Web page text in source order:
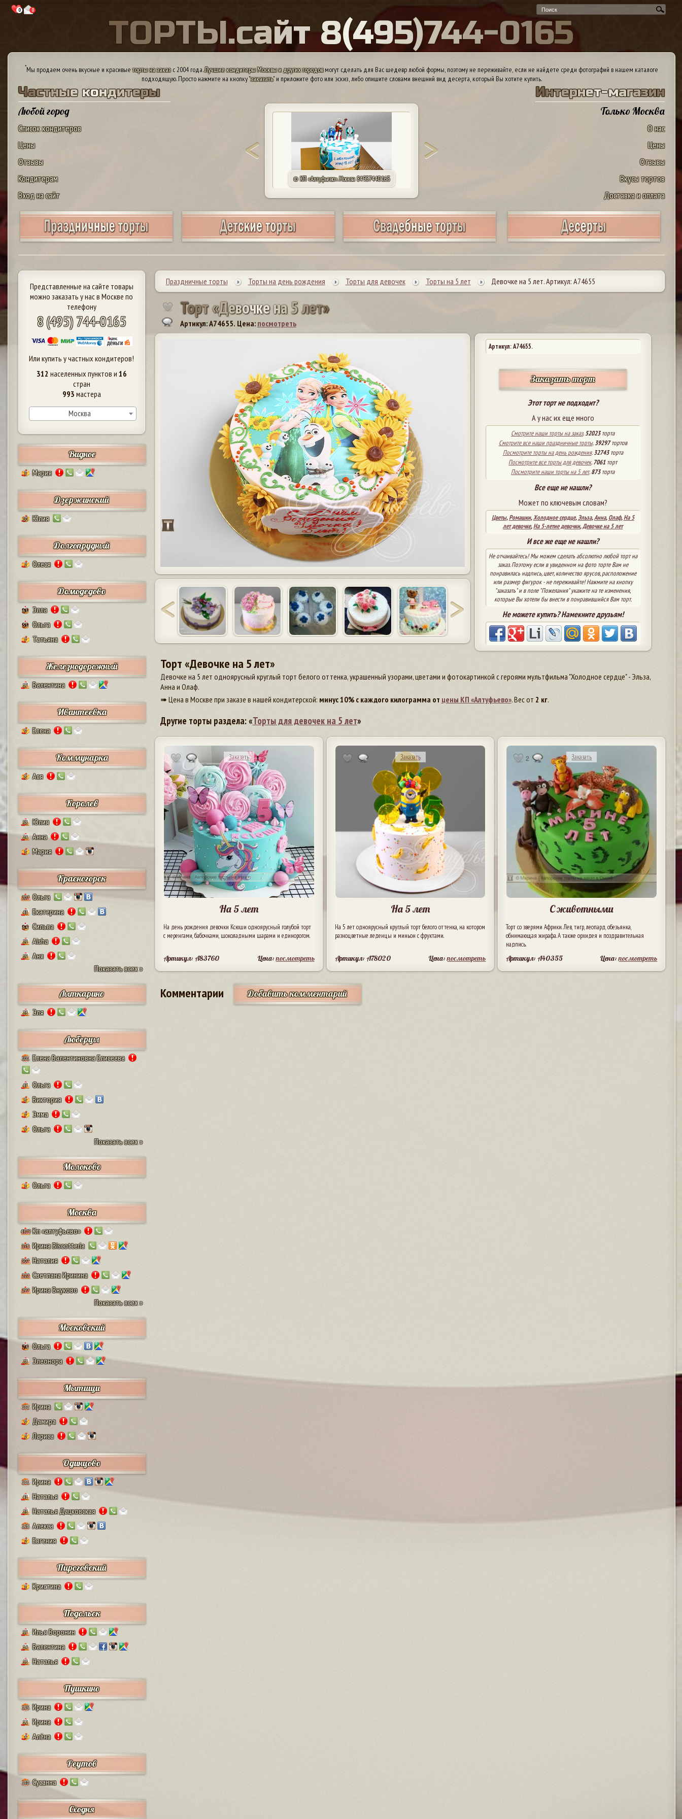
0 0
ТОРТЫ.сайт 8(495)744-0165
*Мы продаем очень вкусные и красивыеторты на заказс 2004 года.Лучшие кондитеры Москвы и других городовмогут сделать для Вас шедевр любой формы, поэтому не переживайте, если не найдете среди фотографий в нашем каталоге
подходящую. Просто нажмите на кнопку "заказать" и приложите фото или эскиз, либо опишите словами внешний вид десерта, который Вы хотите купить.
Частные кондитеры
Любой город
Список кондитеров
Цены
Отзывы
Кондитерам
Вход на сайт
Интернет-магазин
Только Москва
О нас
Цены
Отзывы
Вкусы тортов
Доставка и оплата
© КП «Алтуфьево». Москва 84957440165
Представленные на сайте товары
можно заказать у нас в Москве по
телефону
8 (495) 744-0165
Или купить у частных кондитеров!
312 населенных пунктов и 16
стран
993 мастера
Москва
Видное
5 Мария
Дзержинский
10 Юлия
Долгопрудный
2 Олеся
Домодедово
63 Элла
55 Ольга
7 Татьяна
Железнодорожный
17 Валентина
Ивантеевка
9 Елена
Коммунарка
8 Ася
Королев
38 Юлия
24 Анна
5 Мария
Красногорск
207 Ольга
43 Екатерина
64 Сильва
29 Aisha
19
Аня
Показать всех »
Лыткарино
23 Эля
Люберцы
101 Елена Валентиновна Елисеева
47 Ольга
8 Виктория
7 Эмма
9
Ольга
Показать всех »
Молоково
1 Ольга
Москва
4579 Кп «алтуфьево»
378 Ирина Biscotteria
307 Наталия
222 Светлана Иринина
297 Ирина Внуково
Показать всех »
Московский
74 Ольга
28 Элеонора
Мытищи
132 Ирина
9 Дамира
2 Лариса
Одинцово
111 Ирина
41 Наталья
25 Наталья Дацковская
128 Алекса
2 Евгения
Пироговский
1 Кристина
Подольск
37 Илья Воронин
14 Валентина
13 Наталья
Пушкино
125 Ирина
12 Ирина
4 Алёна
Реутов
110 Сусанна
Сходня
Праздничные торты Торты на день рождения Торты для девочек Торты на 5 лет Девочке на 5 лет. Артикул: А74655
Торт«Девочкена5лет»
Артикул: A74655. Цена: посмотреть
Артикул: A74655.
Заказать торт
Этот торт не подходит?
А у нас их еще много
Смотрите наши торты на заказ.52023торта
Смотрите все наши праздничные торты.39297тортов
Посмотрите торты на день рождения.32743торта
Посмотрите все торты для девочек.7061торт
Посмотрите наши торты на 5 лет.873торта
Все еще не нашли?
Может по ключевым словам?
Цветы,Ромашки,Холодное сердце,Эльза,Анна,Олаф,На 5
лет девочке,На 5-летие девочки,Девочке на 5 лет
И все же еще не нашли?
Не отчаивайтесь! Мы можем сделать абсолютно любой торт на
заказ. Поэтому если в увиденном на фото торте Вам не
понравилась надпись, цвет, количество ярусов, расположение
или размер фигурок - не переживайте! Нажмите на кнопку
"заказать" и в поле "Пожелания" укажите на те изменения,
которые Вы хотели бы внести в понравившийся Вам торт.
Не можете купить? Намекните друзьям!
Торт «Девочке на 5 лет»
Девочке на 5 лет одноярусный круглый торт белого оттенка, украшенный узорами, цветами и фотокартинкой с героями мультфильма "Холодное сердце" - Эльза,
Анна и Олаф.
➠ Цена в Москве при заказе в нашей кондитерской: минус 10% с каждого килограмма от цены КП «Алтуфьево». Вес от 2 кг.
Другие торты раздела: «Торты для девочек на 5 лет»
Заказать
На 5 лет
На день рождения девочки Ксюши одноярусный голубой торт
с меренгами, бабочками, шоколадными шарами и единорогом.
Артикул: A83760 Цена:посмотреть
Заказать
На 5 лет
На 5 лет одноярусный круглый торт белого оттенка, на котором
разноцветные леденцы и миньон с фруктами.
Артикул: A78020 Цена:посмотреть
2 Заказать
С животными
Торт со зверями Африки. Лев, тигр, леопард, обезьянка,
обнимающая жирафа. А также орхидея и поздравительная
надпись.
Артикул: A40355 Цена:посмотреть
Комментарии Добавить комментарий